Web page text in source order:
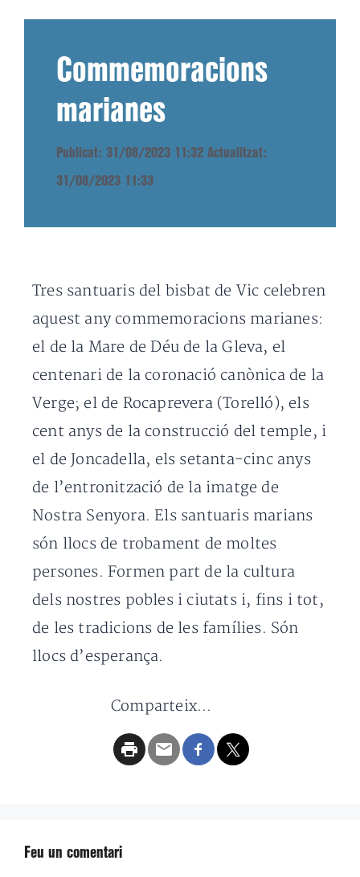
Commemoracions
marianes
Publicat: 31/08/2023 11:32 Actualitzat:
31/08/2023 11:33
Tres santuaris del bisbat de Vic celebren
aquest any commemoracions marianes:
el de la Mare de Déu de la Gleva, el
centenari de la coronació canònica de la
Verge; el de Rocaprevera (Torelló), els
cent anys de la construcció del temple, i
el de Joncadella, els setanta-cinc anys
de l’entronització de la imatge de
Nostra Senyora. Els santuaris marians
són llocs de trobament de moltes
persones. Formen part de la cultura
dels nostres pobles i ciutats i, fins i tot,
de les tradicions de les famílies. Són
llocs d’esperança.
Comparteix...
Feu un comentari